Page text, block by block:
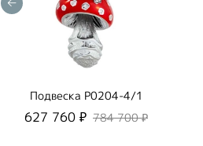
Подвеска P0204-4/1
627 760 ₽ 784 700 ₽